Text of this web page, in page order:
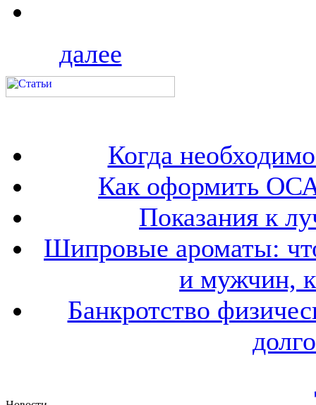
далее
Когда
Как оформить
Показания к
Шипровые ароматы:
и мужчин,
Банкротство